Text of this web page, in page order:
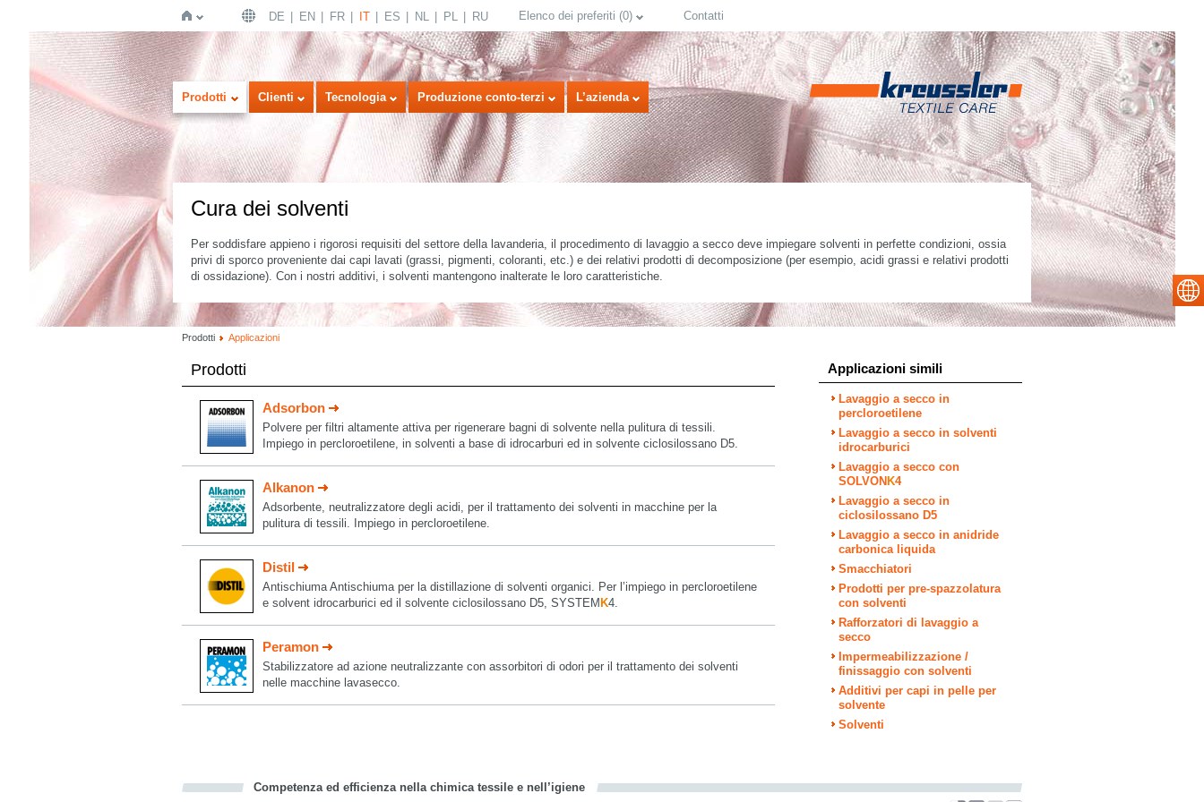
Home
DE EN FR IT ES NL PL RU Elenco dei preferiti (0) Contatti
Prodotti Clienti Tecnologia Produzione conto-terzi L’azienda
Cura dei solventi
Per soddisfare appieno i rigorosi requisiti del settore della lavanderia, il procedimento di lavaggio a secco deve impiegare solventi in perfette condizioni, ossia
privi di sporco proveniente dai capi lavati (grassi, pigmenti, coloranti, etc.) e dei relativi prodotti di decomposizione (per esempio, acidi grassi e relativi prodotti
di ossidazione). Con i nostri additivi, i solventi mantengono inalterate le loro caratteristiche.
Prodotti Applicazioni
Prodotti
Adsorbon
Polvere per filtri altamente attiva per rigenerare bagni di solvente nella pulitura di tessili.
Impiego in percloroetilene, in solventi a base di idrocarburi ed in solvente ciclosilossano D5.
Alkanon
Adsorbente, neutralizzatore degli acidi, per il trattamento dei solventi in macchine per la
pulitura di tessili. Impiego in percloroetilene.
Distil
Antischiuma Antischiuma per la distillazione di solventi organici. Per l’impiego in percloroetilene
e solvent idrocarburici ed il solvente ciclosilossano D5, SYSTEM K4.
Peramon
Stabilizzatore ad azione neutralizzante con assorbitori di odori per il trattamento dei solventi
nelle macchine lavasecco.
Applicazioni simili
Lavaggio a secco in
percloroetilene
Lavaggio a secco in solventi
idrocarburici
Lavaggio a secco con
SOLVON K4
Lavaggio a secco in
ciclosilossano D5
Lavaggio a secco in anidride
carbonica liquida
Smacchiatori
Prodotti per pre-spazzolatura
con solventi
Rafforzatori di lavaggio a
secco
Impermeabilizzazione /
finissaggio con solventi
Additivi per capi in pelle per
solvente
Solventi
Competenza ed efficienza nella chimica tessile e nell’igiene